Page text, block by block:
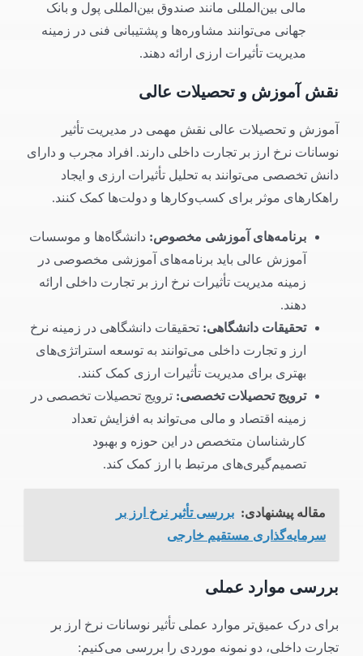
مالی بین‌المللی مانند صندوق بین‌المللی پول و بانک
جهانی می‌توانند مشاوره‌ها و پشتیبانی فنی در زمینه
مدیریت تأثیرات ارزی ارائه دهند.
نقش آموزش و تحصیلات عالی
آموزش و تحصیلات عالی نقش مهمی در مدیریت تأثیر
نوسانات نرخ ارز بر تجارت داخلی دارند. افراد مجرب و دارای
دانش تخصصی می‌توانند به تحلیل تأثیرات ارزی و ایجاد
راهکارهای موثر برای کسب‌وکارها و دولت‌ها کمک کنند.
برنامه‌های آموزشی مخصوص: دانشگاه‌ها و موسسات
آموزش عالی باید برنامه‌های آموزشی مخصوصی در
زمینه مدیریت تأثیرات نرخ ارز بر تجارت داخلی ارائه
دهند.
تحقیقات دانشگاهی: تحقیقات دانشگاهی در زمینه نرخ
ارز و تجارت داخلی می‌توانند به توسعه استراتژی‌های
بهتری برای مدیریت تأثیرات ارزی کمک کنند.
ترویج تحصیلات تخصصی: ترویج تحصیلات تخصصی در
زمینه اقتصاد و مالی می‌تواند به افزایش تعداد
کارشناسان متخصص در این حوزه و بهبود
تصمیم‌گیری‌های مرتبط با ارز کمک کند.
مقاله پیشنهادی: بررسی تأثیر نرخ ارز بر
سرمایه‌گذاری مستقیم خارجی
بررسی موارد عملی
برای درک عمیق‌تر موارد عملی تأثیر نوسانات نرخ ارز بر
تجارت داخلی، دو نمونه موردی را بررسی می‌کنیم: